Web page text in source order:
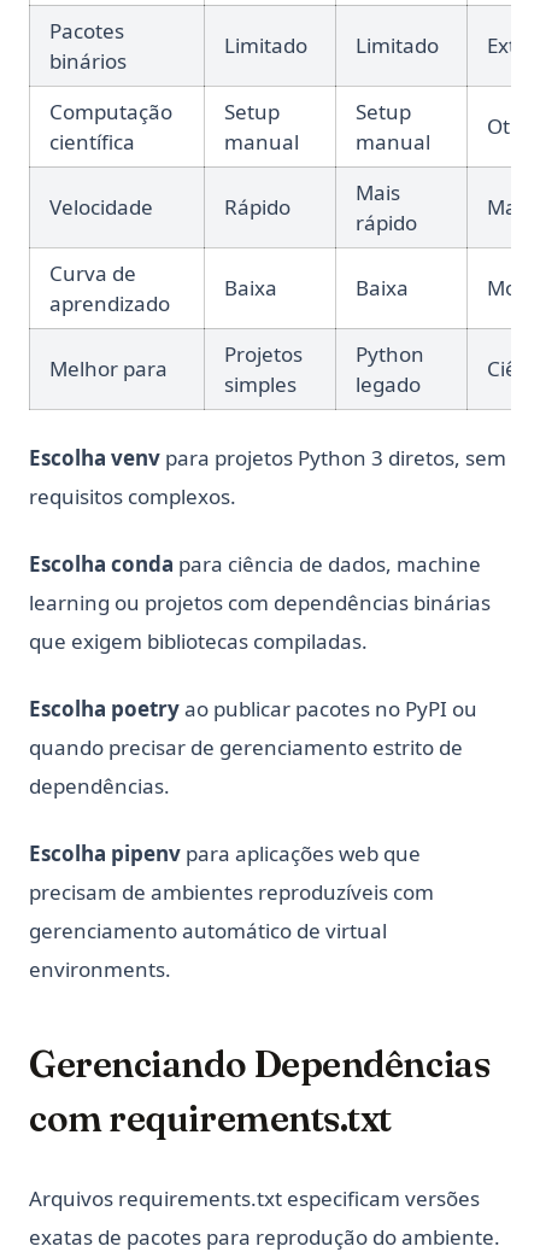
Pacotes
binários
Limitado Limitado
Computação
científica
Setup
manual
Setup
manual
Velocidade Rápido
Mais
rápido
Mais
Curva de
aprendizado
Baixa Baixa
Melhor para
Projetos
simples
Python
legado
Escolha venv para projetos Python 3 diretos, sem
requisitos complexos.
Escolha conda para ciência de dados, machine
learning ou projetos com dependências binárias
que exigem bibliotecas compiladas.
Escolha poetryao publicar pacotes no PyPI ou
quando precisar de gerenciamento estrito de
dependências.
Escolha pipenv para aplicações web que
precisam de ambientes reproduzíveis com
gerenciamento automático de virtual
environments.
Gerenciando Dependências
com requirements.txt
Arquivos requirements.txt especificam versões
exatas de pacotes para reprodução do ambiente.